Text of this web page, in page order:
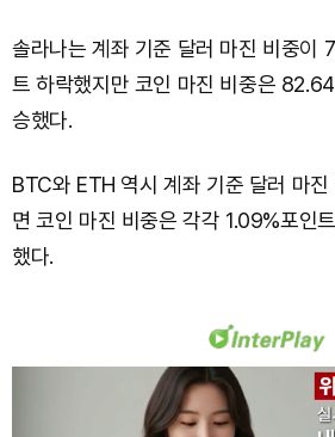
솔라나는 계좌 기준 달러 마진 비중이
트 하락했지만 코인 마진 비중은
승했다.
BTC와 ETH 역시 계좌 기준 달러 마
면 코인 마진 비중은 각각 1.09%포인
했다.